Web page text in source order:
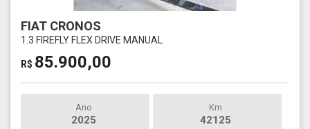
FIAT CRONOS
1.3 FIREFLY FLEX DRIVE MANUAL
R$ 85.900,00
Ano
2025
Km
42125